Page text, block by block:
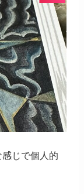
じで個人的